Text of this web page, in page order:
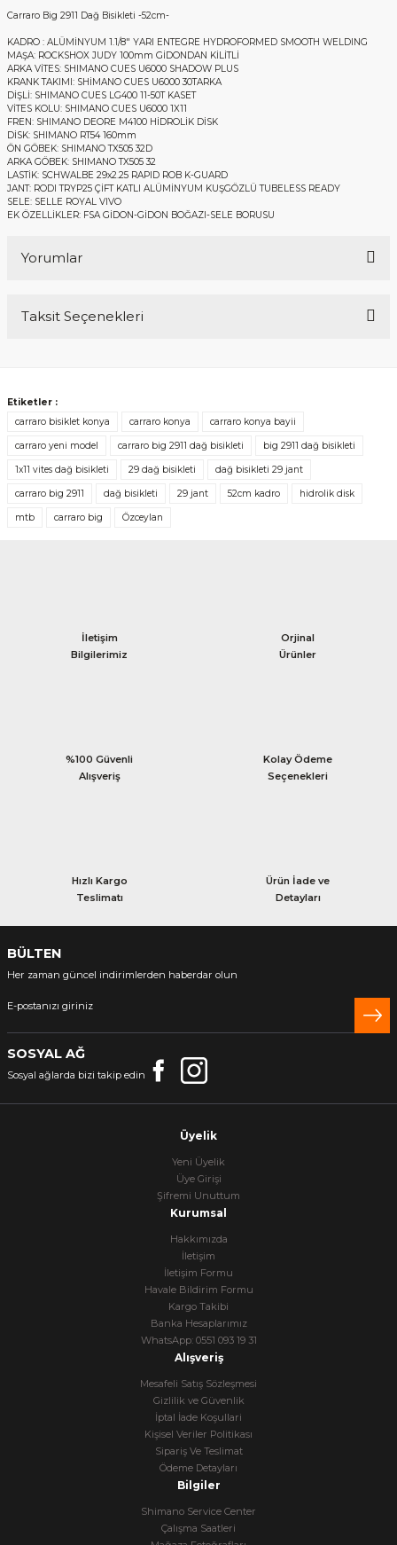
Carraro Big 2911 Dağ Bisikleti -52cm-
KADRO : ALÜMİNYUM 1.1/8" YARI ENTEGRE HYDROFORMED SMOOTH WELDING
MAŞA: ROCKSHOX JUDY 100mm GİDONDAN KİLİTLİ
ARKA VİTES: SHIMANO CUES U6000 SHADOW PLUS
KRANK TAKIMI: SHİMANO CUES U6000 30TARKA
DİŞLİ: SHIMANO CUES LG400 11-50T KASET
VİTES KOLU: SHIMANO CUES U6000 1X11
FREN: SHIMANO DEORE M4100 HİDROLİK DİSK
DİSK: SHIMANO RT54 160mm
ÖN GÖBEK: SHIMANO TX505 32D
ARKA GÖBEK: SHIMANO TX505 32
LASTİK: SCHWALBE 29x2.25 RAPID ROB K-GUARD
JANT: RODI TRYP25 ÇİFT KATLI ALÜMİNYUM KUŞGÖZLÜ TUBELESS READY
SELE: SELLE ROYAL VIVO
EK ÖZELLİKLER: FSA GİDON-GİDON BOĞAZI-SELE BORUSU
Yorumlar
Taksit Seçenekleri
Etiketler :
carraro bisiklet konya
carraro konya carraro konya bayii
carraro yeni model carraro big 2911 dağ bisikleti big 2911 dağ bisikleti
1x11 vites dağ bisikleti 29 dağ bisikleti dağ bisikleti 29 jant
carraro big 2911 dağ bisikleti 29 jant 52cm kadro hidrolik disk
mtb carraro big Özceylan
İletişim
Bilgilerimiz
Orjinal
Ürünler
%100 Güvenli
Alışveriş
Kolay Ödeme
Seçenekleri
Hızlı Kargo
Teslimatı
Ürün İade ve
Detayları
BÜLTEN
Her zaman güncel indirimlerden haberdar olun
SOSYAL AĞ
Sosyal ağlarda bizi takip edin
Üyelik
Yeni Üyelik
Üye Girişi
Şifremi Unuttum
Kurumsal
Hakkımızda
İletişim
İletişim Formu
Havale Bildirim Formu
Kargo Takibi
Banka Hesaplarımız
WhatsApp: 0551 093 19 31
Alışveriş
Mesafeli Satış Sözleşmesi
Gizlilik ve Güvenlik
İptal İade Koşullari
Kişisel Veriler Politikası
Sipariş Ve Teslimat
Ödeme Detayları
Bilgiler
Shimano Service Center
Çalışma Saatleri